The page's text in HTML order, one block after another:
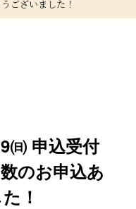
ございました！
㈰ 申込受付
のお申込あ
！